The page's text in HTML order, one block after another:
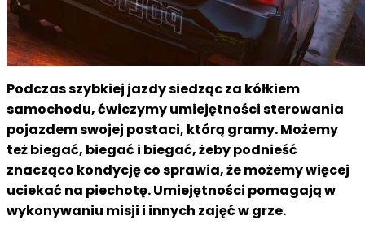
Podczas szybkiej jazdy siedząc za kółkiem
samochodu, ćwiczymy umiejętności sterowania
pojazdem swojej postaci, którą gramy. Możemy
też biegać, biegać i biegać, żeby podnieść
znacząco kondycję co sprawia, że możemy więcej
uciekać na piechotę. Umiejętności pomagają w
wykonywaniu misji i innych zajęć w grze.